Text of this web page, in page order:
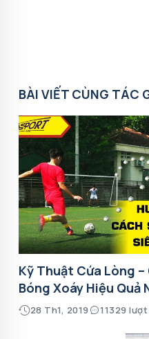
BÀI VIẾT CÙNG TÁC
Kỹ Thuật Cứa Lòng
Bóng Xoáy Hiệu Quả
28 Th1, 2019 11329